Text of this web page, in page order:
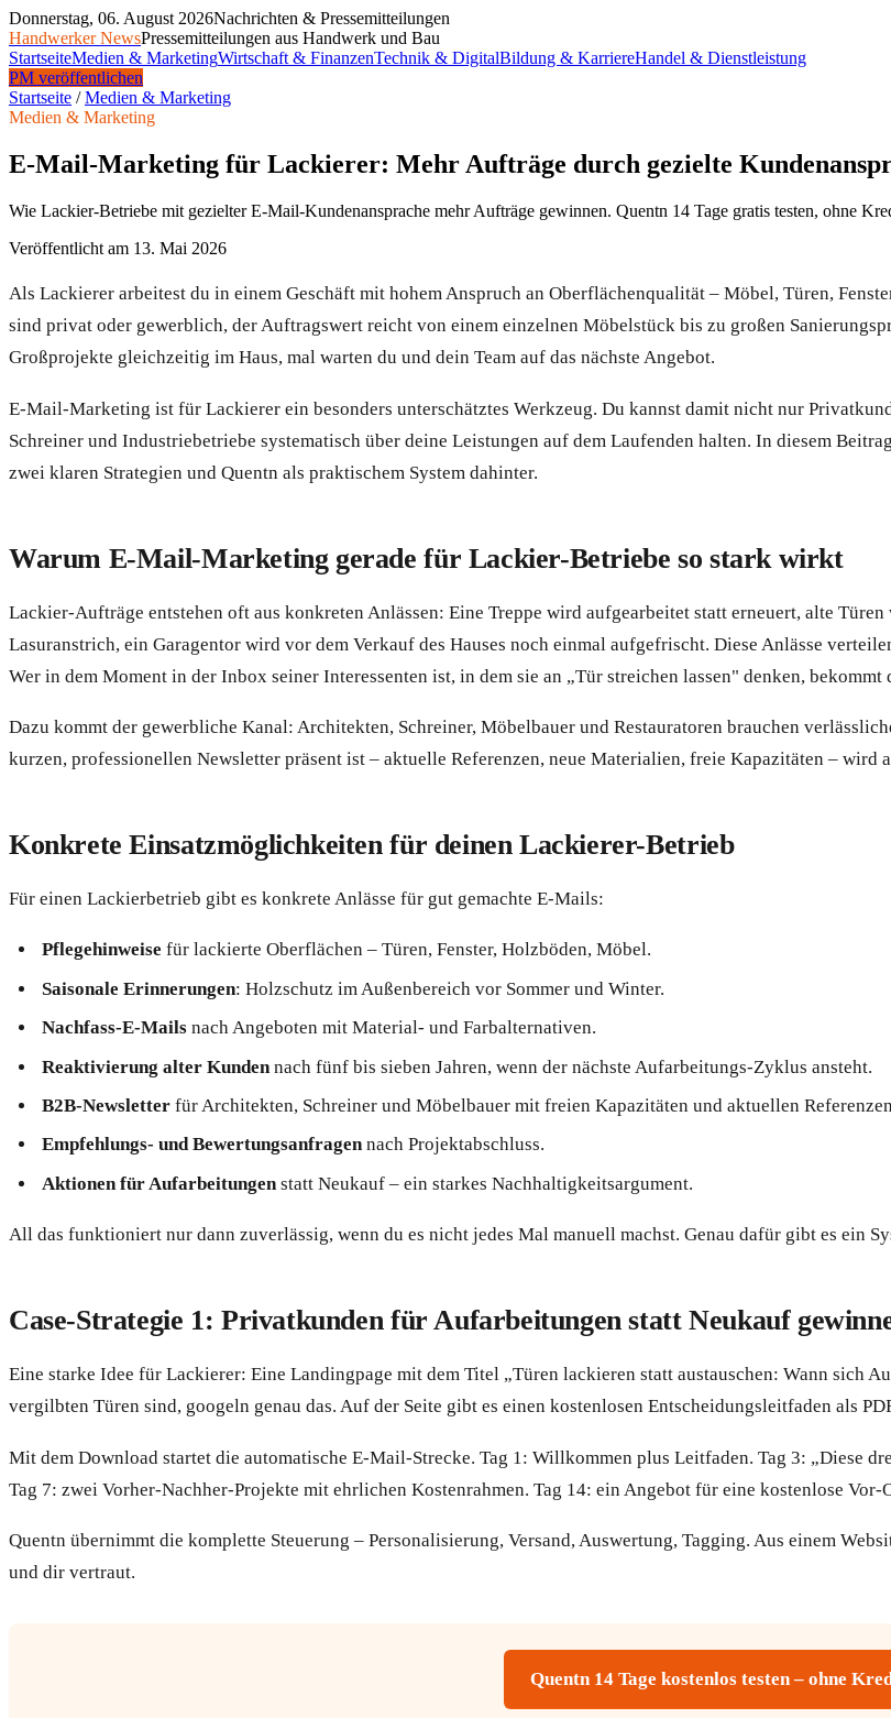
Donnerstag, 06. August 2026Nachrichten & Pressemitteilungen
Handwerker NewsPressemitteilungen aus Handwerk und Bau
StartseiteMedien & MarketingWirtschaft & FinanzenTechnik & DigitalBildung & KarriereHandel & Dienstleistung
PM veröffentlichen
Startseite /Medien & Marketing
Medien & Marketing
E-Mail-Marketing für Lackierer: Mehr Aufträge durch gezielte
Wie Lackier-Betriebe mit gezielter E-Mail-Kundenansprache mehr Aufträge gewinnen. Quentn 14 Tage gratis testen, ohne
Veröffentlicht am 13. Mai 2026
Als Lackierer arbeitest du in einem Geschäft mit hohem Anspruch an Oberflächenqualität – Möbel, Türen,
sind privat oder gewerblich, der Auftragswert reicht von einem einzelnen Möbelstück bis zu großen
Großprojekte gleichzeitig im Haus, mal warten du und dein Team auf das nächste Angebot.
E-Mail-Marketing ist für Lackierer ein besonders unterschätztes Werkzeug. Du kannst damit nicht nur
Schreiner und Industriebetriebe systematisch über deine Leistungen auf dem Laufenden halten. In diesem
zwei klaren Strategien und Quentn als praktischem System dahinter.
Warum E-Mail-Marketing gerade für Lackier-Betriebe so stark wirkt
Lackier-Aufträge entstehen oft aus konkreten Anlässen: Eine Treppe wird aufgearbeitet statt erneuert, alte
Lasuranstrich, ein Garagentor wird vor dem Verkauf des Hauses noch einmal aufgefrischt. Diese Anlässe
Wer in dem Moment in der Inbox seiner Interessenten ist, in dem sie an „Tür streichen lassen" denken, bekommt
Dazu kommt der gewerbliche Kanal: Architekten, Schreiner, Möbelbauer und Restauratoren brauchen
kurzen, professionellen Newsletter präsent ist – aktuelle Referenzen, neue Materialien, freie Kapazitäten – wird
Konkrete Einsatzmöglichkeiten für deinen Lackierer-Betrieb
Für einen Lackierbetrieb gibt es konkrete Anlässe für gut gemachte E-Mails:
Pflegehinweise für lackierte Oberflächen – Türen, Fenster, Holzböden, Möbel.
Saisonale Erinnerungen: Holzschutz im Außenbereich vor Sommer und Winter.
Nachfass-E-Mailsnach Angeboten mit Material- und Farbalternativen.
Reaktivierung alter Kundennach fünf bis sieben Jahren, wenn der nächste Aufarbeitungs-Zyklus ansteht.
B2B-Newsletterfür Architekten, Schreiner und Möbelbauer mit freien Kapazitäten und aktuellen
Empfehlungs- und Bewertungsanfragennach Projektabschluss.
Aktionen für Aufarbeitungenstatt Neukauf – ein starkes Nachhaltigkeitsargument.
All das funktioniert nur dann zuverlässig, wenn du es nicht jedes Mal manuell machst. Genau dafür gibt es ein
Case-Strategie 1: Privatkunden für Aufarbeitungen statt Neukauf
Eine starke Idee für Lackierer: Eine Landingpage mit dem Titel „Türen lackieren statt austauschen: Wann sich
vergilbten Türen sind, googeln genau das. Auf der Seite gibt es einen kostenlosen Entscheidungsleitfaden als
Mit dem Download startet die automatische E-Mail-Strecke. Tag 1: Willkommen plus Leitfaden. Tag 3: „Diese
Tag 7: zwei Vorher-Nachher-Projekte mit ehrlichen Kostenrahmen. Tag 14: ein Angebot für eine kostenlose Vor-
Quentn übernimmt die komplette Steuerung – Personalisierung, Versand, Auswertung, Tagging. Aus einem
und dir vertraut.
Quentn 14 Tage kostenlos testen – ohne